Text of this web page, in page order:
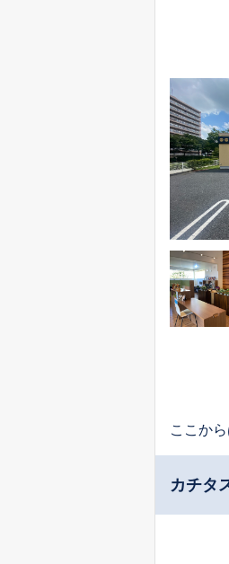
ここか
カチタ